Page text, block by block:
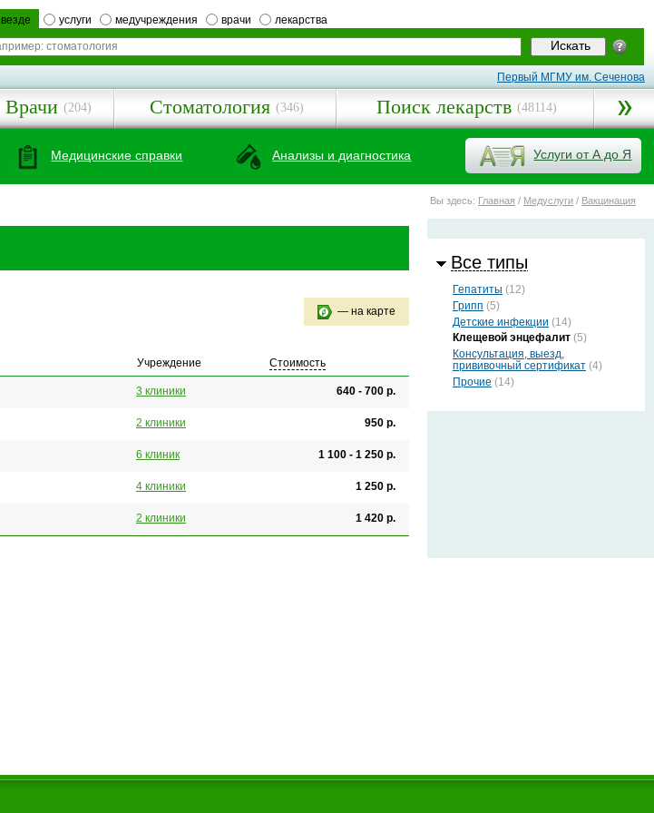
везде услуги медучреждения врачи лекарства
Первый МГМУ им. Сеченова
Врачи (204) Стоматология (346) Поиск лекарств (48114)
Медицинские справки Анализы и диагностика Услуги от А до Я
Вы здесь: Главная / Медуслуги / Вакцинация
Все типы
Гепатиты (12)
Грипп (5)
Детские инфекции (14)
Клещевой энцефалит (5)
Консультация, выезд,
прививочный сертификат (4)
Прочие (14)
— на карте
Учреждение Стоимость
3 клиники 640 - 700 р.
2 клиники 950 р.
6 клиник 1 100 - 1 250 р.
4 клиники 1 250 р.
2 клиники 1 420 р.